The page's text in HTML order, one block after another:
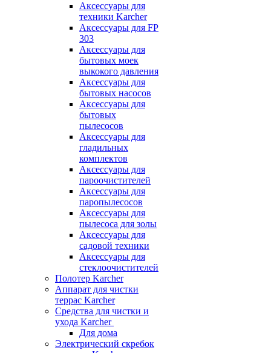
Аксессуары для
техники Karcher
Аксессуары для FP
303
Аксессуары для
бытовых моек
выкокого давления
Аксессуары для
бытовых насосов
Аксессуары для
бытовых
пылесосов
Аксессуары для
гладильных
комплектов
Аксессуары для
пароочистителей
Аксессуары для
паропылесосов
Аксессуары для
пылесоса для золы
Аксессуары для
садовой техники
Аксессуары для
стеклоочистителей
Полотер Karcher
Аппарат для чистки
террас Karcher
Средства для чистки и
ухода Karcher
Для дома
Электрический скребок